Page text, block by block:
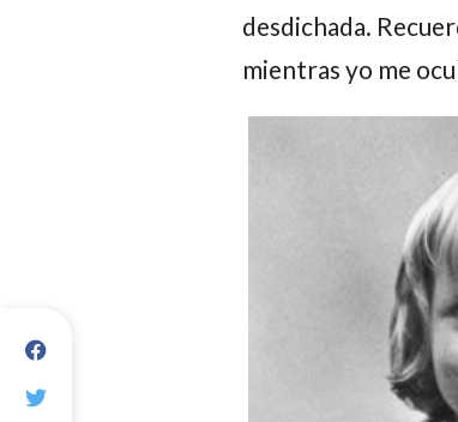
desdichada.
mientras yo me